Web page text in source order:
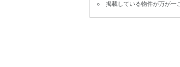
掲載している物件が万が一